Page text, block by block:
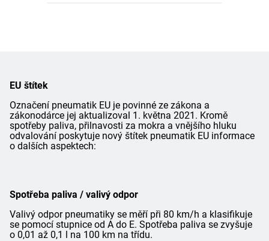
EU štítek
Označení pneumatik EU je povinné ze zákona a
zákonodárce jej aktualizoval 1. května 2021. Kromě
spotřeby paliva, přilnavosti za mokra a vnějšího hluku
odvalování poskytuje nový štítek pneumatik EU informace
o dalších aspektech:
Spotřeba paliva / valivý odpor
Valivý odpor pneumatiky se měří při 80 km/h a klasifikuje
se pomocí stupnice od A do E. Spotřeba paliva se zvyšuje
o 0,01 až 0,1 l na 100 km na třídu.